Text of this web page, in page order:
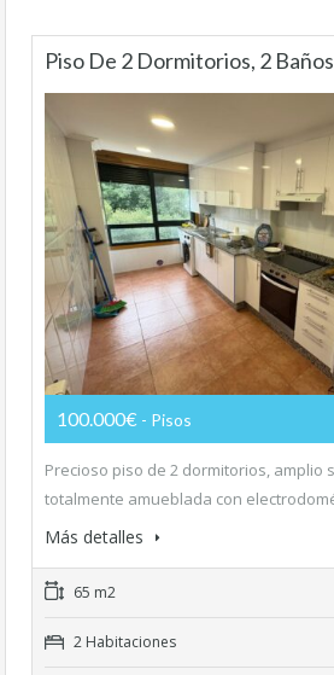
Piso De 2 Dormitorios, 2
100.000€ - Pisos
Precioso piso de 2 dormitorios, amplio
totalmente amueblada con
Más detalles
65 m2
2 Habitaciones